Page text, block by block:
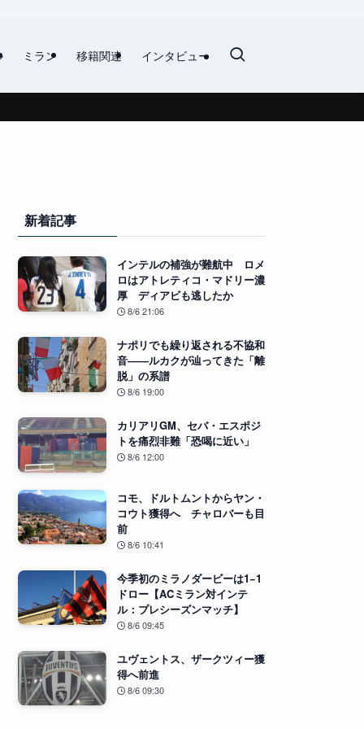
ミラン 移籍関連 インタビュー
新着記事
インテルの補強が難航中 ロメ
ロはアトレティコ・マドリー濃
厚 ディアビも逃したか
8/6 21:06
ナポリでも繰り返される不協和
音――ルカクが辿ってきた「離
脱」の系譜
8/6 19:00
カリアリGM、セバ・エスポジ
トを痛烈非難「恐喝に近い」
8/6 12:00
コモ、ドルトムントからヤン・
コウト獲得へ チャロバーも目
前
8/6 10:41
今季初のミラノダービーは1−1
ドロー【ACミラン対インテ
ル：プレシーズンマッチ】
8/6 09:45
ユヴェントス、ザークツィー獲
得へ前進
8/6 09:30